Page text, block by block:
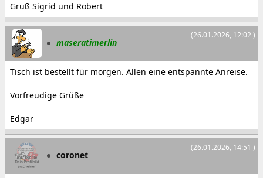
Gruß Sigrid und Robert
(26.01.2026, 12:02 )
maseratimerlin
Tisch ist bestellt für morgen. Allen eine entspannte Anreise.
Vorfreudige Grüße
Edgar
(26.01.2026, 14:51 )
coronet